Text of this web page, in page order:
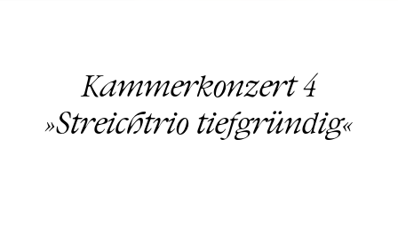
Kammerkonzert 4
»Streichtrio tiefgründig«